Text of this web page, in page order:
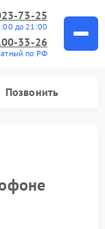
73-25
до 21:00
33-26
по РФ
Позвонить